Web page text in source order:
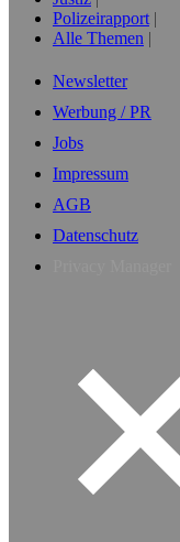
Polizeirapport
Alle Themen
Newsletter
Werbung / PR
Jobs
Impressum
AGB
Datenschutz